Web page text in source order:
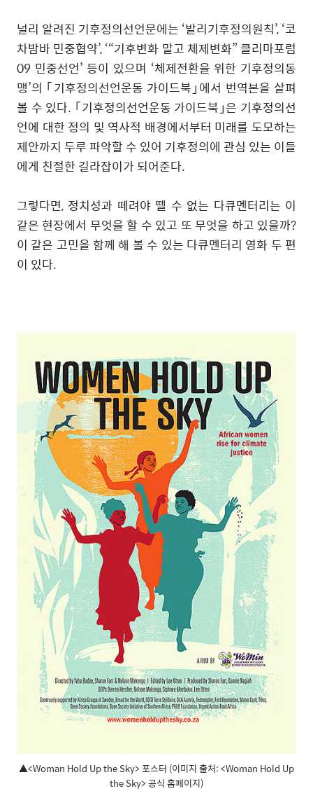
널리 알려진 기후정의선언문에는 ‘발리기후정의원칙’, ‘코
차밤바 민중협약’, ‘“기후변화 말고 체제변화” 클리마포럼
09 민중선언’ 등이 있으며 ‘체제전환을 위한 기후정의동
맹’의 ｢기후정의선언운동 가이드북｣에서 번역본을 살펴
볼 수 있다. ｢기후정의선언운동 가이드북｣은 기후정의선
언에 대한 정의 및 역사적 배경에서부터 미래를 도모하는
제안까지 두루 파악할 수 있어 기후정의에 관심 있는 이들
에게 친절한 길라잡이가 되어준다.
그렇다면, 정치성과 떼려야 뗄 수 없는 다큐멘터리는 이
같은 현장에서 무엇을 할 수 있고 또 무엇을 하고 있을까?
이 같은 고민을 함께 해 볼 수 있는 다큐멘터리 영화 두 편
이 있다.
▲<Woman Hold Up the Sky> 포스터 (이미지 출처: <Woman Hold Up
the Sky> 공식 홈페이지)